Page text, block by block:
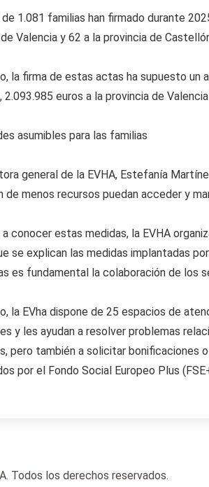
1.081 familias han firmado durante
Valencia y 62 a la provincia de
la firma de estas actas ha supuesto un
2.093.985 euros a la provincia de
asumibles para las familias
general de la EVHA, Estefanía
de menos recursos puedan acceder y
a conocer estas medidas, la EVHA
se explican las medidas implantadas
es fundamental la colaboración de los
la EVha dispone de 25 espacios de
y les ayudan a resolver problemas
pero también a solicitar bonificaciones
por el Fondo Social Europeo Plus
Todos los derechos reservados.